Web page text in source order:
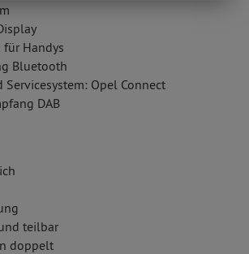
Handys
Bluetooth
Opel Connect
DAB
teilbar
doppelt